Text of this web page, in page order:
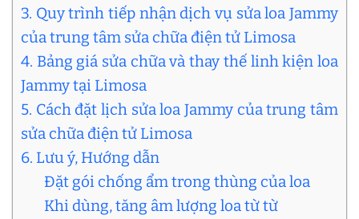
3. Quy trình tiếp nhận dịch vụ sửa loa Jammy
của trung tâm sửa chữa điện tử Limosa
4. Bảng giá sửa chữa và thay thế linh kiện loa
Jammy tại Limosa
5. Cách đặt lịch sửa loa Jammy của trung tâm
sửa chữa điện tử Limosa
6. Lưu ý, Hướng dẫn
Đặt gói chống ẩm trong thùng của loa
Khi dùng, tăng âm lượng loa từ từ